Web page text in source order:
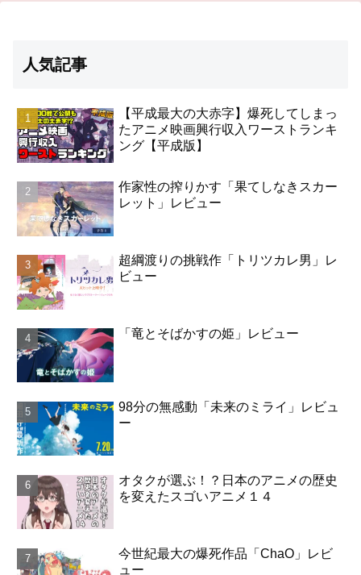
人気記事
【平成最大の大赤字】爆死してしまっ
たアニメ映画興行収入ワーストランキ
ング【平成版】
作家性の搾りかす「果てしなきスカー
レット」レビュー
超綱渡りの挑戦作「トリツカレ男」レ
ビュー
「竜とそばかすの姫」レビュー
98分の無感動「未来のミライ」レビュ
ー
オタクが選ぶ！？日本のアニメの歴史
を変えたスゴいアニメ１４
今世紀最大の爆死作品「ChaO」レビ
ュー